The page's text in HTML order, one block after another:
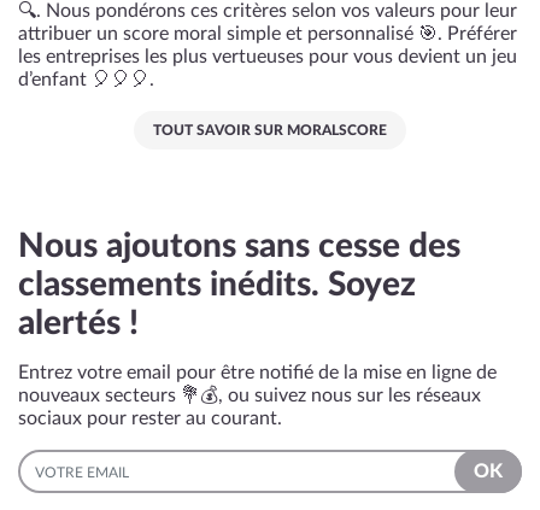
🔍. Nous pondérons ces critères selon vos valeurs pour leur
attribuer un score moral simple et personnalisé 🎯. Préférer
les entreprises les plus vertueuses pour vous devient un jeu
d’enfant 🎈🎈🎈.
TOUT SAVOIR SUR MORALSCORE
Nous ajoutons sans cesse des
classements inédits. Soyez
alertés !
Entrez votre email pour être notifié de la mise en ligne de
nouveaux secteurs 💐💰, ou suivez nous sur les réseaux
sociaux pour rester au courant.
EMAIL
OK